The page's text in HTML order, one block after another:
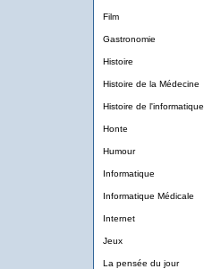
Film
Gastronomie
Histoire
Histoire de la Médecine
Histoire de l'informatique
Honte
Humour
Informatique
Informatique Médicale
Internet
Jeux
La pensée du jour